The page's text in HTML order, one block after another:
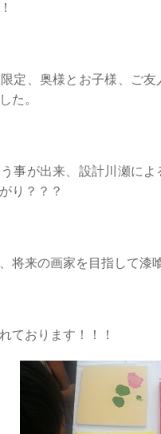
定、奥様とお子様、ご友
た。
事が出来、設計川瀬によ
り？？？
将来の画家を目指して漆
ております！！！